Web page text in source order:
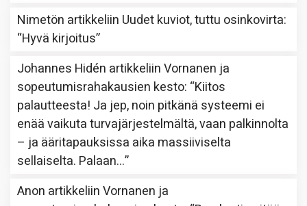
Nimetön artikkeliin Uudet kuviot, tuttu osinkovirta:
“Hyvä kirjoitus”
Johannes Hidén artikkeliinVornanen ja
sopeutumisrahakausien kesto: “Kiitos
palautteesta! Ja jep, noin pitkänä systeemi ei
enää vaikuta turvajärjestelmältä, vaan palkinnolta
– ja ääritapauksissa aika massiiviselta
sellaiselta. Palaan…”
Anon artikkeliinVornanen ja